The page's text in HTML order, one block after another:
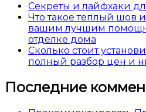
Секреты и лайфхаки
Что такое теплый шов
вашим лучшим
отделке дома
Сколько стоит
полный разбор цен и
Последние